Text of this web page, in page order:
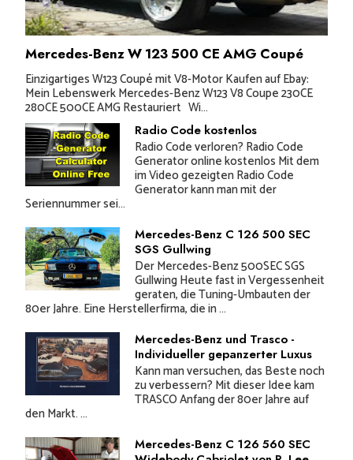
Mercedes-Benz W 123 500 CE AMG Coupé
Einzigartiges W123 Coupé mit V8-Motor Kaufen auf Ebay:
Mein Lebenswerk Mercedes-Benz W123 V8 Coupe 230CE
280CE 500CE AMG Restauriert Wi...
Radio Code kostenlos
Radio Code verloren? Radio Code
Generator online kostenlos Mit dem
im Video gezeigten Radio Code
Generator kann man mit der
Seriennummer sei...
Mercedes-Benz C 126 500 SEC
SGS Gullwing
Der Mercedes-Benz 500SEC SGS
Gullwing Heute fast in Vergessenheit
geraten, die Tuning-Umbauten der
80er Jahre. Eine Herstellerfirma, die in ...
Mercedes-Benz und Trasco -
Individueller gepanzerter Luxus
Kann man versuchen, das Beste noch
zu verbessern? Mit dieser Idee kam
TRASCO Anfang der 80er Jahre auf
den Markt. ...
Mercedes-Benz C 126 560 SEC